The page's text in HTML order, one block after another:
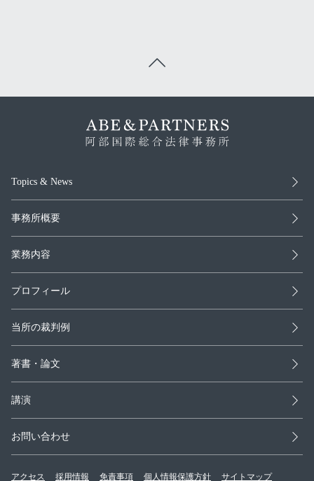
Topics & News
事務所概要
業務内容
プロフィール
当所の裁判例
著書・論文
講演
お問い合わせ
アクセス 採用情報 免責事項 個人情報保護方針 サイトマップ